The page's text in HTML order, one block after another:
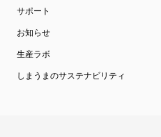
サポート
お知らせ
生産ラボ
しまうまのサステナビリティ